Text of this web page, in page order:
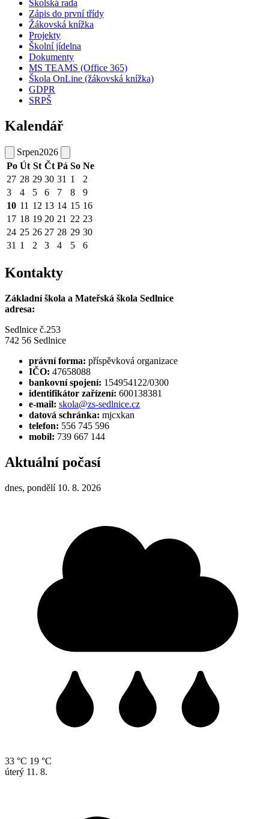
Školská rada
Zápis do první třídy
Žákovská knížka
Projekty
Školní jídelna
Dokumenty
MS TEAMS (Office 365)
Škola OnLine (žákovská knížka)
GDPR
SRPŠ
Kalendář
Srpen2026
Po Út St Čt Pá So Ne
27 28 29 30 31 1
2
3
4 5 6 7 8
9
10 11 12 13 14 15 16
17 18 19 20 21 22 23
24 25 26 27 28 29 30
31 1 2 3 4 5 6
Kontakty
Základní škola a Mateřská škola Sedlnice
adresa:
Sedlnice č.253
742 56 Sedlnice
právní forma: příspěvková organizace
IČO: 47658088
bankovní spojení: 154954122/0300
identifikátor zařízení: 600138381
e-mail: skola@zs-sedlnice.cz
datová schránka: mjcxkan
telefon: 556 745 596
mobil: 739 667 144
Aktuální počasí
dnes, pondělí 10. 8. 2026
33 °C 19 °C
úterý 11. 8.